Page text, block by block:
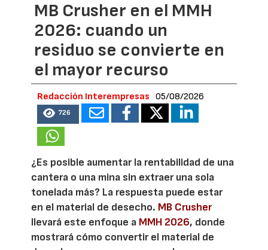
MB Crusher en el MMH
2026: cuando un
residuo se convierte en
el mayor recurso
Redacción Interempresas 05/08/2026
726
¿Es posible aumentar la rentabilidad de una
cantera o una mina sin extraer una sola
tonelada más? La respuesta puede estar
en el material de desecho. MB Crusher
llevará este enfoque a MMH 2026, donde
mostrará cómo convertir el material de